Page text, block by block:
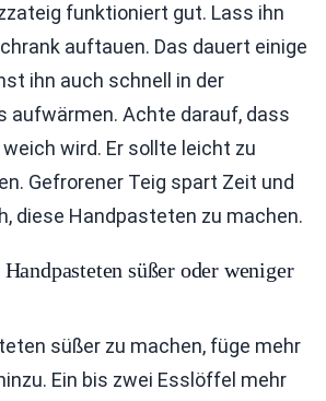
funktioniert gut. Lass ihn
auftauen. Das dauert einige
ihn auch schnell in der
aufwärmen. Achte darauf, dass
wird. Er sollte leicht zu
Gefrorener Teig spart Zeit und
diese Handpasteten zu machen.
süßer oder weniger
süßer zu machen, füge mehr
Ein bis zwei Esslöffel mehr